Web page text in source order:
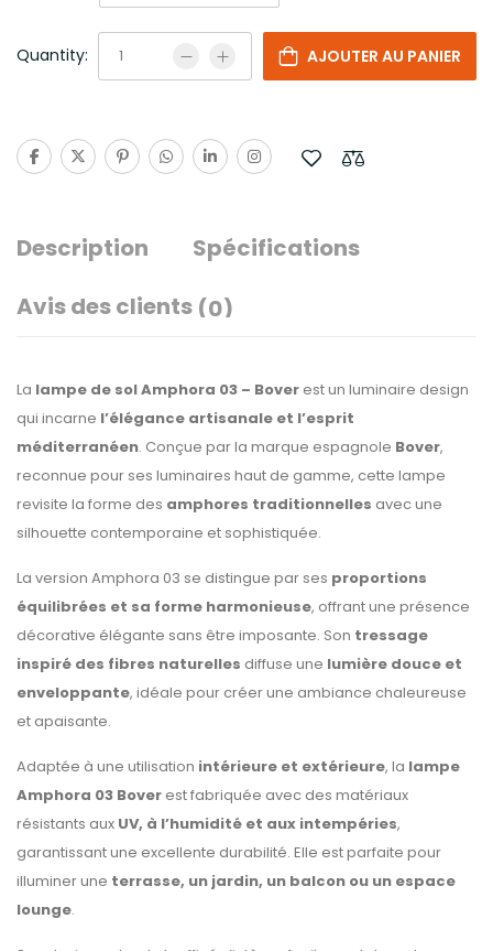
Quantity: AJOUTER AU PANIER
Description
Spécifications
Avis des clients (0)
La lampe de sol Amphora 03 – Bover est un luminaire design
qui incarne l’élégance artisanale et l’esprit
méditerranéen. Conçue par la marque espagnole Bover,
reconnue pour ses luminaires haut de gamme, cette lampe
revisite la forme des amphores traditionnelles avec une
silhouette contemporaine et sophistiquée.
La version Amphora 03 se distingue par ses proportions
équilibrées et sa forme harmonieuse, offrant une présence
décorative élégante sans être imposante. Son tressage
inspiré des fibres naturelles diffuse une lumière douce et
enveloppante, idéale pour créer une ambiance chaleureuse
et apaisante.
Adaptée à une utilisation intérieure et extérieure, la lampe
Amphora 03 Bover est fabriquée avec des matériaux
résistants aux UV, à l’humidité et aux intempéries,
garantissant une excellente durabilité. Elle est parfaite pour
illuminer une terrasse, un jardin, un balcon ou un espace
lounge.